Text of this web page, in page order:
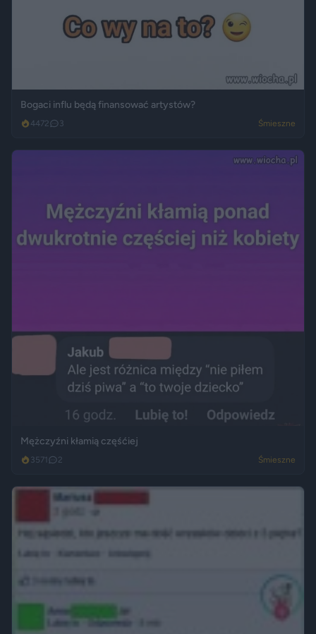
Bogaci influ będą finansować artystów?
4472 3 Śmieszne
Mężczyźni kłamią częśćiej
3571 2 Śmieszne